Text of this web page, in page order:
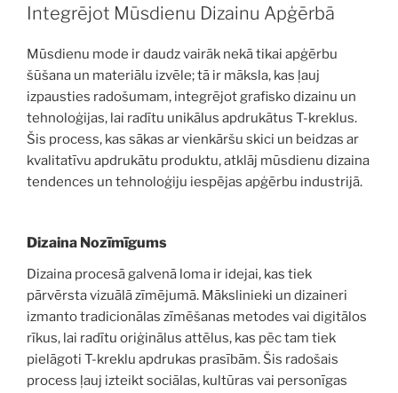
Integrējot Mūsdienu Dizainu Apģērbā
Mūsdienu mode ir daudz vairāk nekā tikai apģērbu
šūšana un materiālu izvēle; tā ir māksla, kas ļauj
izpausties radošumam, integrējot grafisko dizainu un
tehnoloģijas, lai radītu unikālus apdrukātus T-kreklus.
Šis process, kas sākas ar vienkāršu skici un beidzas ar
kvalitatīvu apdrukātu produktu, atklāj mūsdienu dizaina
tendences un tehnoloģiju iespējas apģērbu industrijā.
Dizaina Nozīmīgums
Dizaina procesā galvenā loma ir idejai, kas tiek
pārvērsta vizuālā zīmējumā. Mākslinieki un dizaineri
izmanto tradicionālas zīmēšanas metodes vai digitālos
rīkus, lai radītu oriģinālus attēlus, kas pēc tam tiek
pielāgoti T-kreklu apdrukas prasībām. Šis radošais
process ļauj izteikt sociālas, kultūras vai personīgas